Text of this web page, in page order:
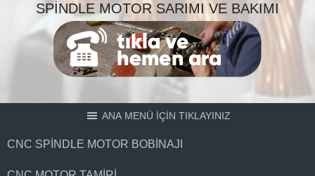
SPINDLE MOTOR SARIMI VE BAKIMI
ANA MENÜ İÇİN TIKLAYINIZ
CNC SPINDLE MOTOR BOBINAJI